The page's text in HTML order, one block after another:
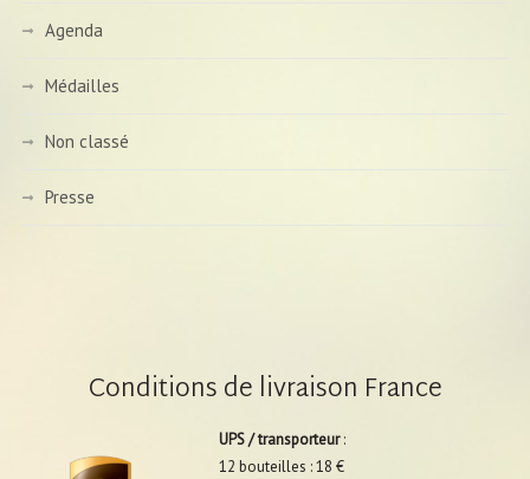
Agenda
Médailles
Non classé
Presse
Conditions de livraison France
UPS / transporteur:
12 bouteilles : 18 €